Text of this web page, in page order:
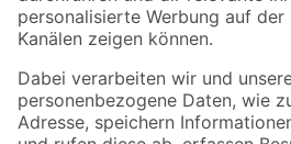
Folge uns
Zahlungsarten